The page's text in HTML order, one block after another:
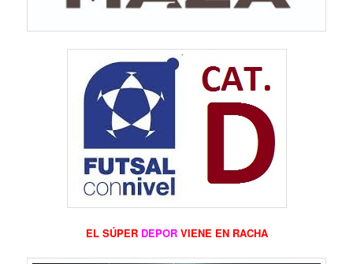
EL SÚPER DEPORVIENE EN RACHA